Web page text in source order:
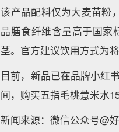
该产品配料仅为大麦苗粉
品膳食纤维含量高于国家
茎。官方建议饮用方式为
目前，新品已在品牌小红
间，购买五指毛桃薏米水
新闻来源：微信公众号@